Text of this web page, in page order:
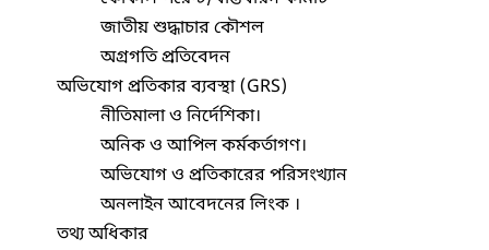
জাতীয় শুদ্ধাচার কৌশল
অগ্রগতি প্রতিবেদন
অভিযোগ প্রতিকার ব্যবস্থা (GRS)
নীতিমালা ও নির্দেশিকা।
অনিক ও আপিল কর্মকর্তাগণ।
অভিযোগ ও প্রতিকারের পরিসংখ্যান
অনলাইন আবেদনের লিংক ।
তথ্য অধিকার